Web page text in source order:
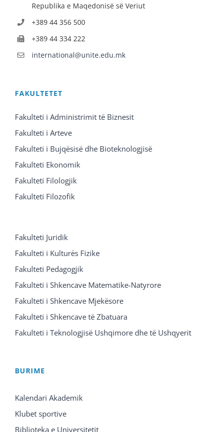
Republika e Maqedonisë së Veriut
+389 44 356 500
+389 44 334 222
international@unite.edu.mk
FAKULTETET
Fakulteti i Administrimit të Biznesit
Fakulteti i Arteve
Fakulteti i Bujqësisë dhe Bioteknologjisë
Fakulteti Ekonomik
Fakulteti Filologjik
Fakulteti Filozofik
Fakulteti Juridik
Fakulteti i Kulturës Fizike
Fakulteti Pedagogjik
Fakulteti i Shkencave Matematike-Natyrore
Fakulteti i Shkencave Mjekësore
Fakulteti i Shkencave të Zbatuara
Fakulteti i Teknologjisë Ushqimore dhe të Ushqyerit
BURIME
Kalendari Akademik
Klubet sportive
Biblioteka e Universitetit